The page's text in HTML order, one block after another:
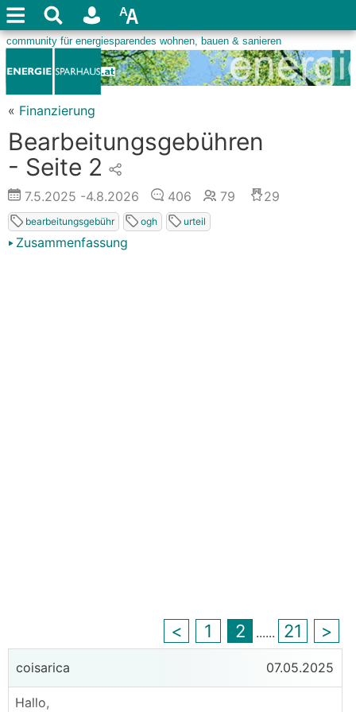
« Finanzierung
Bearbeitungsgebühren
- Seite 2
7.5.2025 -4.8.2026 406 79 29
bearbeitungsgebühr ogh urteil
Zusammenfassung
< 1 2 ...... 21 >
coisarica 07.05.2025
Hallo,